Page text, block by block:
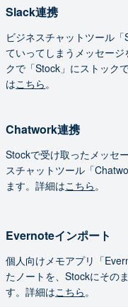
Slack連携
ビジネスチャットツール
ていってしまうメッセージ
クで「Stock」にストック
はこちら。
Chatwork連携
Stockで受け取ったメッセ
スチャットツール「
ます。詳細はこちら。
Evernoteインポート
個人向けメモアプリ「
たノートを、Stockにその
す。詳細はこちら。